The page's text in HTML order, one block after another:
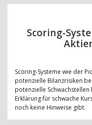
Scoring-
Scoring-Systeme wie der
potenzielle Bilanzrisiken
potenzielle
Erklärung für schwache
noch keine Hinweise gibt.